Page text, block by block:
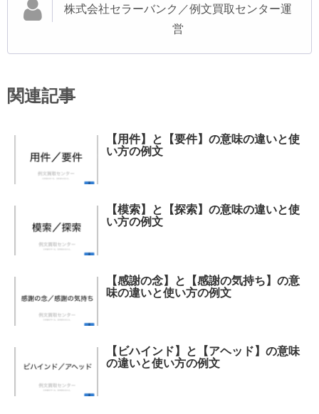
株式会社セラーバンク／例文買取センター運
営
関連記事
【用件】と【要件】の意味の違いと使
い方の例文
【模索】と【探索】の意味の違いと使
い方の例文
【感謝の念】と【感謝の気持ち】の意
味の違いと使い方の例文
【ビハインド】と【アヘッド】の意味
の違いと使い方の例文